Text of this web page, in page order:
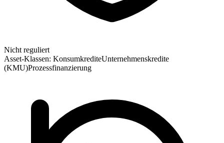
Nicht reguliert
Asset-Klassen: KonsumkrediteUnternehmenskredite
(KMU)Prozessfinanzierung